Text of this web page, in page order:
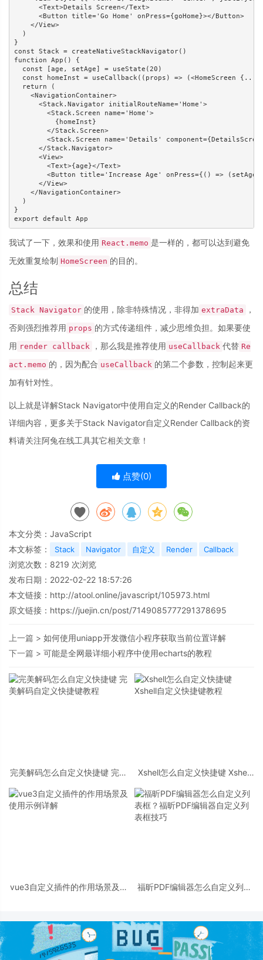
      <Text>Details Screen</Text>
      <Button title='Go Home' onPress={goHome}></Button>
    </View>
  )
}
const Stack = createNativeStackNavigator()
function App() {
  const [age, setAge] = useState(20)
const homeInst = useCallback((props) => (<HomeScreen
  return (
    <NavigationContainer>
      <Stack.Navigator initialRouteName='Home'>
        <Stack.Screen name='Home'>
          {homeInst}
        </Stack.Screen>
<Stack.Screen name='Details'
      </Stack.Navigator>
      <View>
        <Text>{age}</Text>
<Button title='Increase Age' onPress={() =>
      </View>
    </NavigationContainer>
  )
}
我试了一下，效果和使用 React.memo 是一样的，都可以达到避免
无效重复绘制 HomeScreen 的目的。
总结
Stack Navigator 的使用，除非特殊情况，非得加 extraData
，
否则强烈推荐用 props 的方式传递组件，减少思维负担。如果要使
用 render callback ，那么我是推荐使用 useCallback 代替 Re
act.memo 的，因为配合 useCallback 的第二个参数，控制起来更
加有针对性。
以上就是详解Stack Navigator中使用自定义的Render Callback的
详细内容，更多关于Stack Navigator自定义Render Callback的资
料请关注阿兔在线工具其它相关文章！
点赞(0)
本文分类： JavaScript
本文标签：
Stack Navigator 自定义 Render Callback
浏览次数： 8219 次浏览
发布日期：2022-02-22 18:57:26
本文链接： http://atool.online/javascript/105973.html
原文链接：https://juejin.cn/post/7149085777291378695
上一篇 > 如何使用uniapp开发微信小程序获取当前位置详解
下一篇 > 可能是全网最详细小程序中使用echarts的教程
完美解码怎么自定义快捷键 完美
Xshell怎么自定义快捷键 Xshell
vue3自定义插件的作用场景及使
福昕PDF编辑器怎么自定义列表